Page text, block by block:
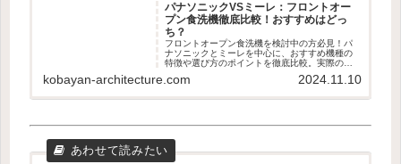
パナソニックVSミーレ：フロントオー
プン食洗機徹底比較！おすすめはどっ
ち？
フロントオープン食洗機を検討中の方必見！パ
ナソニックとミーレを中心に、おすすめ機種の
特徴や選び方のポイントを徹底比較。実際のユ
ーザー体験も交えて、あなたに最適な食洗機選
びをサポートします。容量、乾燥機能、使いや
kobayan-architecture.com 2024.11.10